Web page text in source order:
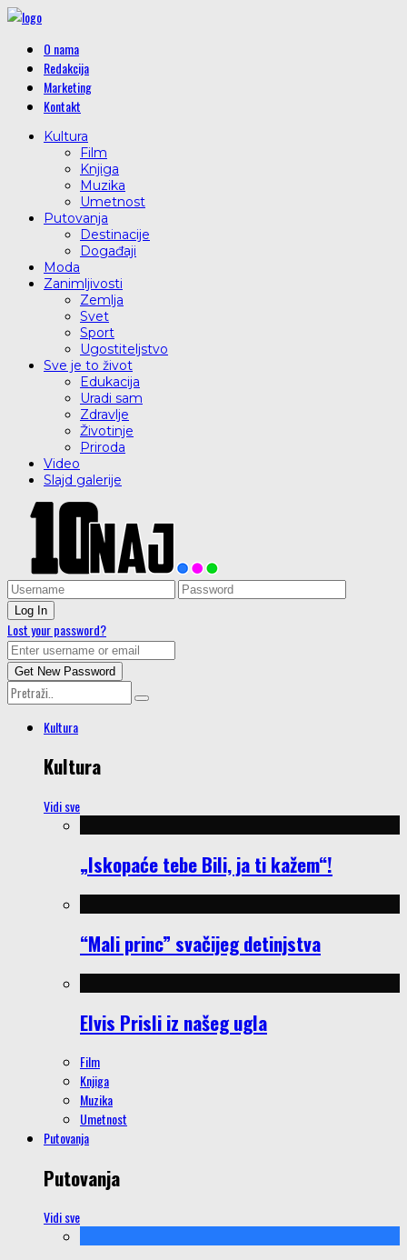
O nama
Redakcija
Marketing
Kontakt
Kultura
Film
Knjiga
Muzika
Umetnost
Putovanja
Destinacije
Događaji
Moda
Zanimljivosti
Zemlja
Svet
Sport
Ugostiteljstvo
Sve je to život
Edukacija
Uradi sam
Zdravlje
Životinje
Priroda
Video
Slajd galerije
Lost your password?
Kultura
Kultura
Vidi sve
„Iskopaće tebe Bili, ja ti kažem“!
“Mali princ” svačijeg detinjstva
Elvis Prisli iz našeg ugla
Film
Knjiga
Muzika
Umetnost
Putovanja
Putovanja
Vidi sve